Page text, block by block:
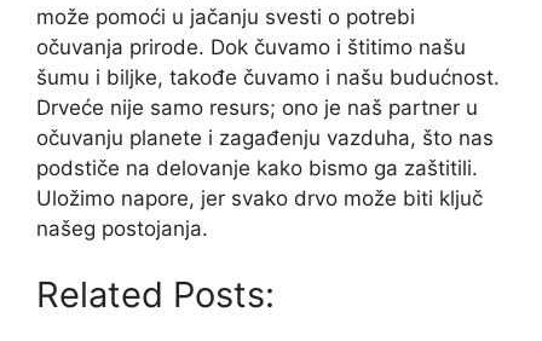
može pomoći u jačanju svesti o potrebi
očuvanja prirode. Dok čuvamo i štitimo našu
šumu i biljke, takođe čuvamo i našu budućnost.
Drveće nije samo resurs; ono je naš partner u
očuvanju planete i zagađenju vazduha, što nas
podstiče na delovanje kako bismo ga zaštitili.
Uložimo napore, jer svako drvo može biti ključ
našeg postojanja.
Related Posts: